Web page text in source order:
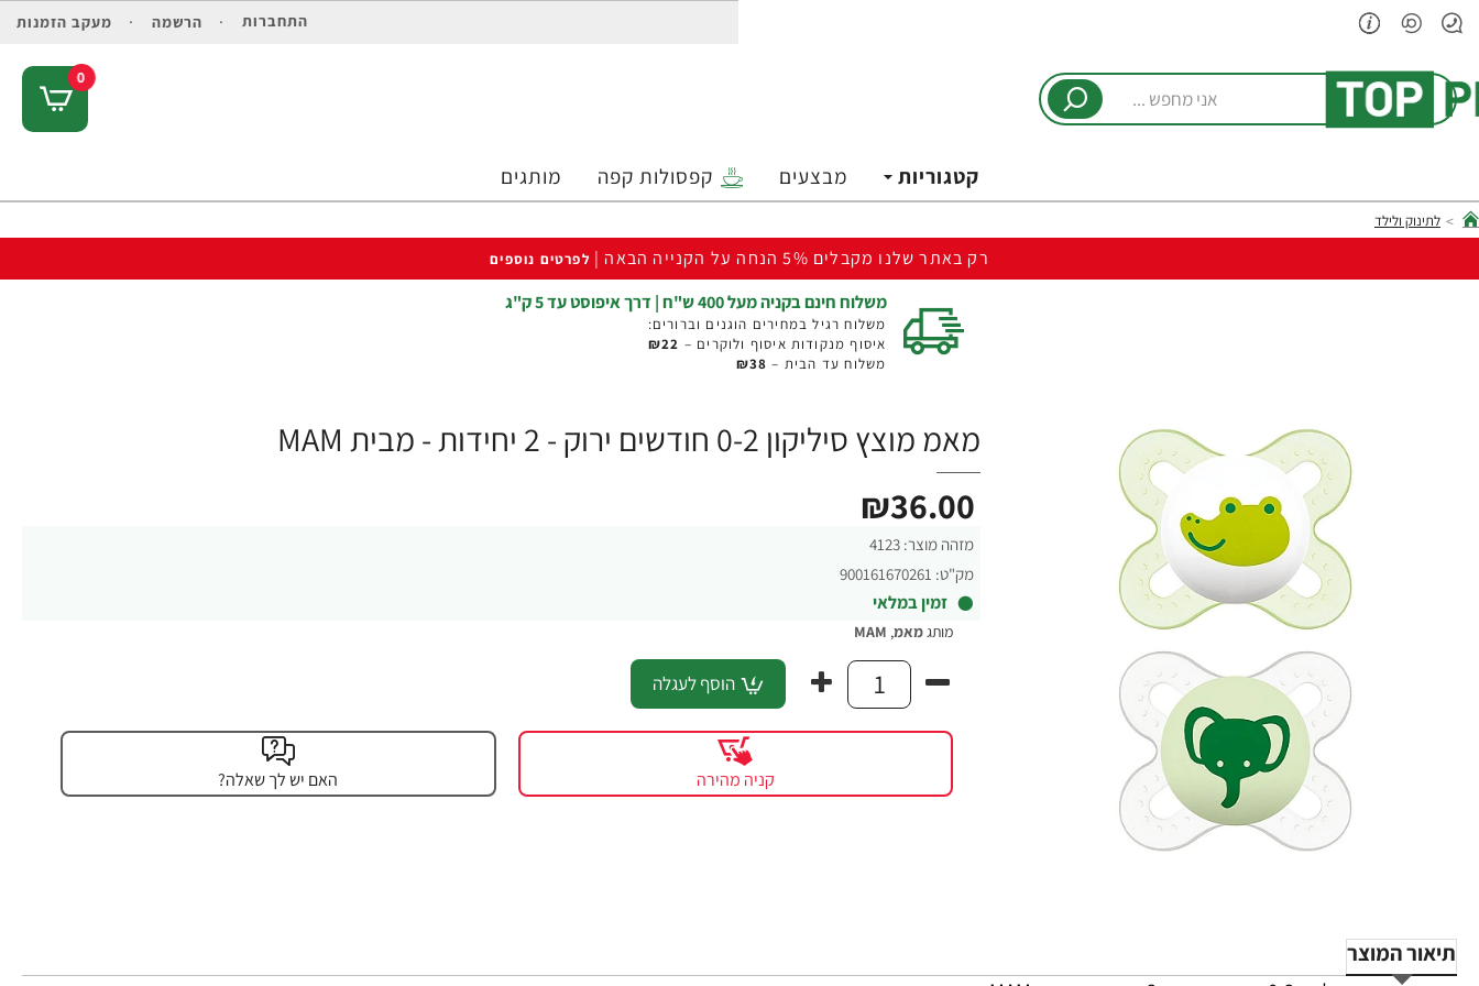
התחברות הרשמה מעקב הזמנות
מחפש
0
קטגוריות מבצעים קפסולות קפה מותגים
home
לתינוק ולילד
רק באתר שלנו מקבלים 5% הנחה על הקנייה הבאה | לפרטים נוספים
משלוח חינם בקניה מעל 400 ש"ח | דרך איפוסט עד 5 ק"ג
משלוח רגיל במחירים הוגנים וברורים:
איסוף מנקודות איסוף ולוקרים – ₪22
משלוח עד הבית – ₪38
מאמ מוצץ סיליקון 0-2 חודשים ירוק - 2 יחידות - מבית MAM
מזהה מוצר: 4123
מק"ט: 900161670261
זמין במלאי
₪36.00
מותגמאמ,
MAM
הוסף לעגלה
קניה מהירה האם יש לך שאלה?
תיאור המוצר